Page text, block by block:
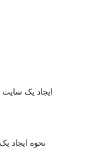
ایجاد یک
نحوه ایجاد